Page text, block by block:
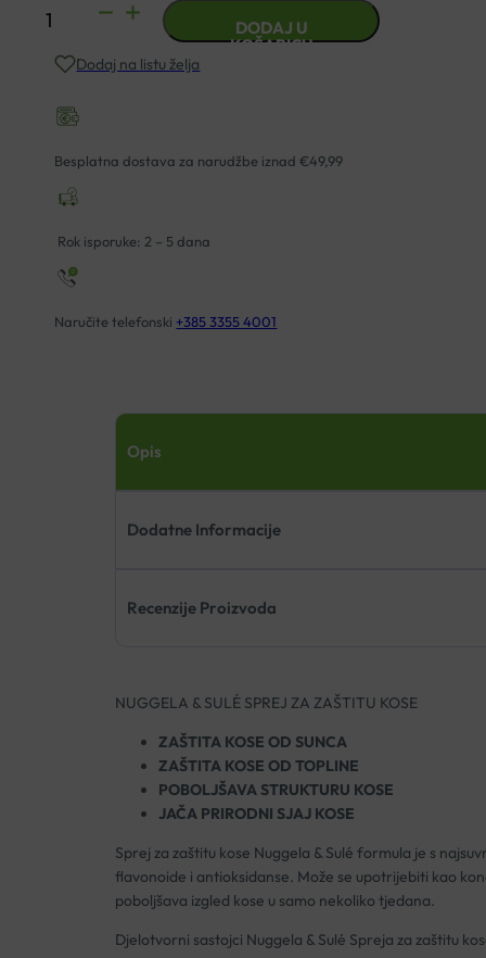
NUGGELA
SULÉ
ZA
ZAŠTITU
količina
DODAJ U
KOŠARICU
Dodaj na listu želja
Besplatna dostava za narudžbe iznad €49,99
Rok isporuke: 2 – 5 dana
Naručite telefonski +385 3355 4001
Opis
Dodatne Informacije
Recenzije Proizvoda
NUGGELA & SULÉ SPREJ ZA ZAŠTITU KOSE
ZAŠTITA KOSE OD SUNCA
ZAŠTITA KOSE OD TOPLINE
POBOLJŠAVA STRUKTURU KOSE
JAČA PRIRODNI SJAJ KOSE
Sprej za zaštitu kose Nuggela & Sulé formula je s
flavonoide i antioksidanse. Može se upotrijebiti kao
poboljšava izgled kose u samo nekoliko tjedana.
Djelotvorni sastojci Nuggela & Sulé Spreja za zaštitu